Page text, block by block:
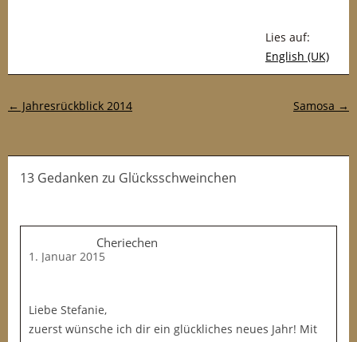
Lies auf:
English (UK)
Post-Navigation
← Jahresrückblick 2014 Samosa →
13 Gedanken zu Glücksschweinchen
Cheriechen
1. Januar 2015
Liebe Stefanie,
zuerst wünsche ich dir ein glückliches neues Jahr! Mit